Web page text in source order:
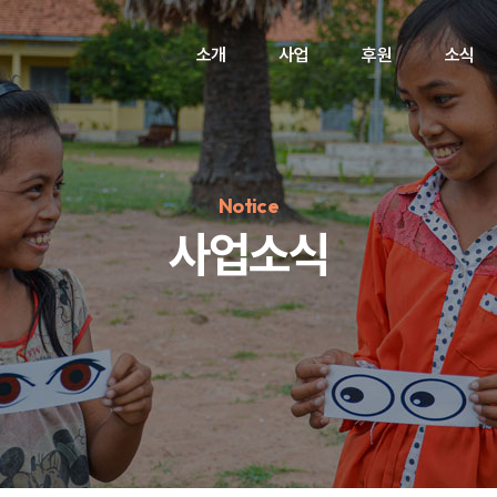
소개 사업 후원 소식
후원 #하트플레이스#캠페인#팬덤후원
Notice
사업소식